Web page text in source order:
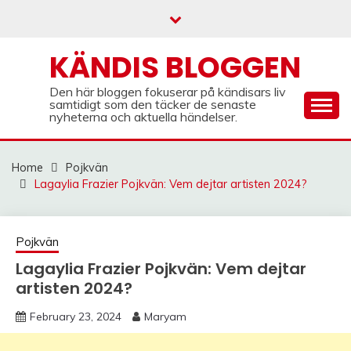
KÄNDIS BLOGGEN
Den här bloggen fokuserar på kändisars liv
samtidigt som den täcker de senaste
nyheterna och aktuella händelser.
Home
Pojkvän
Lagaylia Frazier Pojkvän: Vem dejtar artisten 2024?
Pojkvän
Lagaylia Frazier Pojkvän: Vem dejtar
artisten 2024?
February 23, 2024 Maryam